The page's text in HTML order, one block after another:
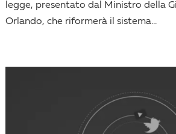
legge, presentato dal Ministro della
Orlando, che riformerà il sistema...